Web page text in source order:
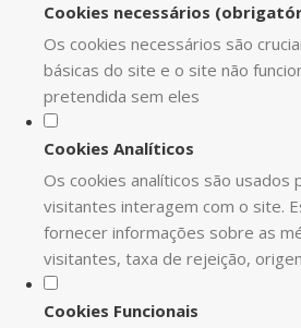
Cookies necessários
Os cookies necessários são
básicas do site e o site não
pretendida sem eles
Cookies Analíticos
Os cookies analíticos são usados
visitantes interagem com o site.
fornecer informações sobre as
visitantes, taxa de rejeição,
Cookies Funcionais